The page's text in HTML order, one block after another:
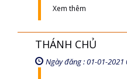
Xem thêm
THÁNH CHỦ
Ngày đăng : 01-01-2021